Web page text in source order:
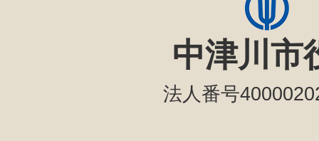
中津川市
法人番号